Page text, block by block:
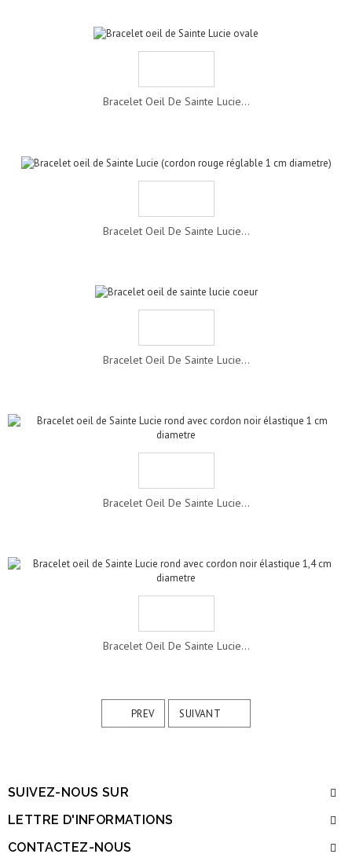
Bracelet Oeil De Sainte Lucie...
Bracelet Oeil De Sainte Lucie...
Bracelet Oeil De Sainte Lucie...
Bracelet Oeil De Sainte Lucie...
Bracelet Oeil De Sainte Lucie...
PREV SUIVANT
SUIVEZ-NOUS SUR
LETTRE D'INFORMATIONS
CONTACTEZ-NOUS